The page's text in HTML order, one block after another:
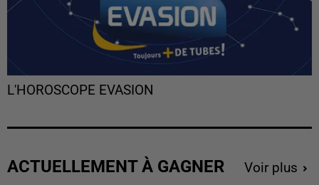
L'HOROSCOPE EVASION
ACTUELLEMENT À GAGNER Voir plus